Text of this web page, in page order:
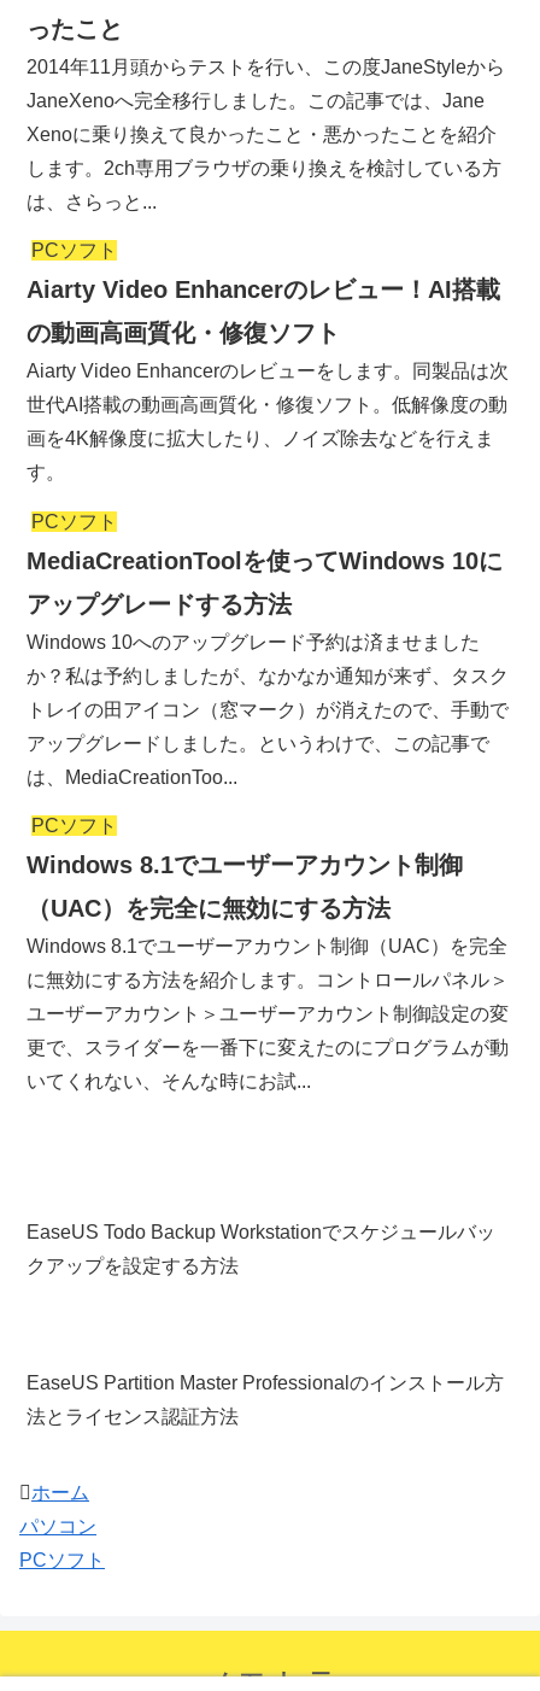
ったこと
2014年11月頭からテストを行い、この度JaneStyleから
JaneXenoへ完全移行しました。この記事では、Jane
Xenoに乗り換えて良かったこと・悪かったことを紹介
します。2ch専用ブラウザの乗り換えを検討している方
は、さらっと...
PCソフト
Aiarty Video Enhancerのレビュー！AI搭載
の動画高画質化・修復ソフト
Aiarty Video Enhancerのレビューをします。同製品は次
世代AI搭載の動画高画質化・修復ソフト。低解像度の動
画を4K解像度に拡大したり、ノイズ除去などを行えま
す。
PCソフト
MediaCreationToolを使ってWindows 10に
アップグレードする方法
Windows 10へのアップグレード予約は済ませました
か？私は予約しましたが、なかなか通知が来ず、タスク
トレイの田アイコン（窓マーク）が消えたので、手動で
アップグレードしました。というわけで、この記事で
は、MediaCreationToo...
PCソフト
Windows 8.1でユーザーアカウント制御
（UAC）を完全に無効にする方法
Windows 8.1でユーザーアカウント制御（UAC）を完全
に無効にする方法を紹介します。コントロールパネル＞
ユーザーアカウント＞ユーザーアカウント制御設定の変
更で、スライダーを一番下に変えたのにプログラムが動
いてくれない、そんな時にお試...
EaseUS Todo Backup Workstationでスケジュールバッ
クアップを設定する方法
EaseUS Partition Master Professionalのインストール方
法とライセンス認証方法
ホーム
パソコン
PCソフト